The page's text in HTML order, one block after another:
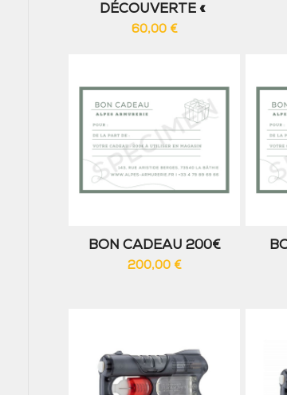
DÉCOUVERTE «
60,00 €
BON CADEAU 200€
200,00 €